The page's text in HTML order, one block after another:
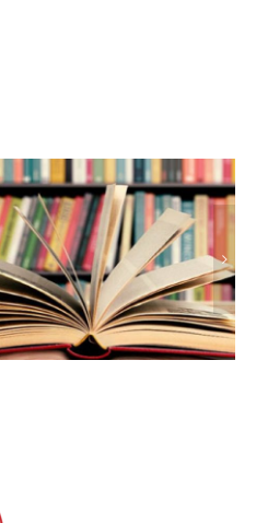
Приглашение на 11-ю
Международную
научную
конференцию на
факультете
иностранных языков